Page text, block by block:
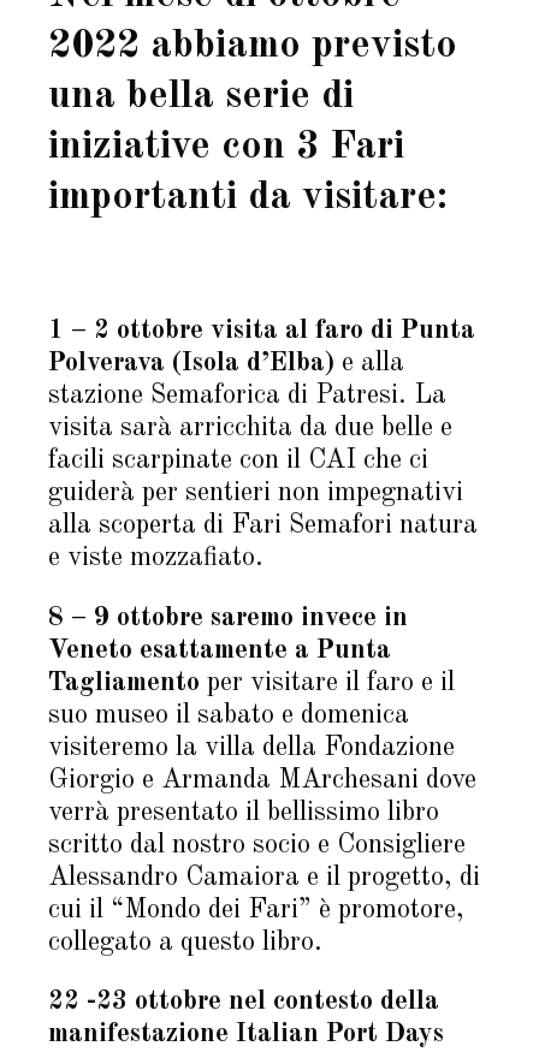
2022 abbiamo previsto
una bella serie di
iniziative con 3 Fari
importanti da visitare:
1 – 2 ottobre visita al faro di Punta
Polverava (Isola d’Elba) e alla
stazione Semaforica di Patresi. La
visita sarà arricchita da due belle e
facili scarpinate con il CAI che ci
guiderà per sentieri non impegnativi
alla scoperta di Fari Semafori natura
e viste mozzafiato.
8 – 9 ottobre saremo invece in
Veneto esattamente a Punta
Tagliamento per visitare il faro e il
suo museo il sabato e domenica
visiteremo la villa della Fondazione
Giorgio e Armanda MArchesani dove
verrà presentato il bellissimo libro
scritto dal nostro socio e Consigliere
Alessandro Camaiora e il progetto, di
cui il “Mondo dei Fari” è promotore,
collegato a questo libro.
22 -23 ottobre nel contesto della
manifestazione Italian Port Days